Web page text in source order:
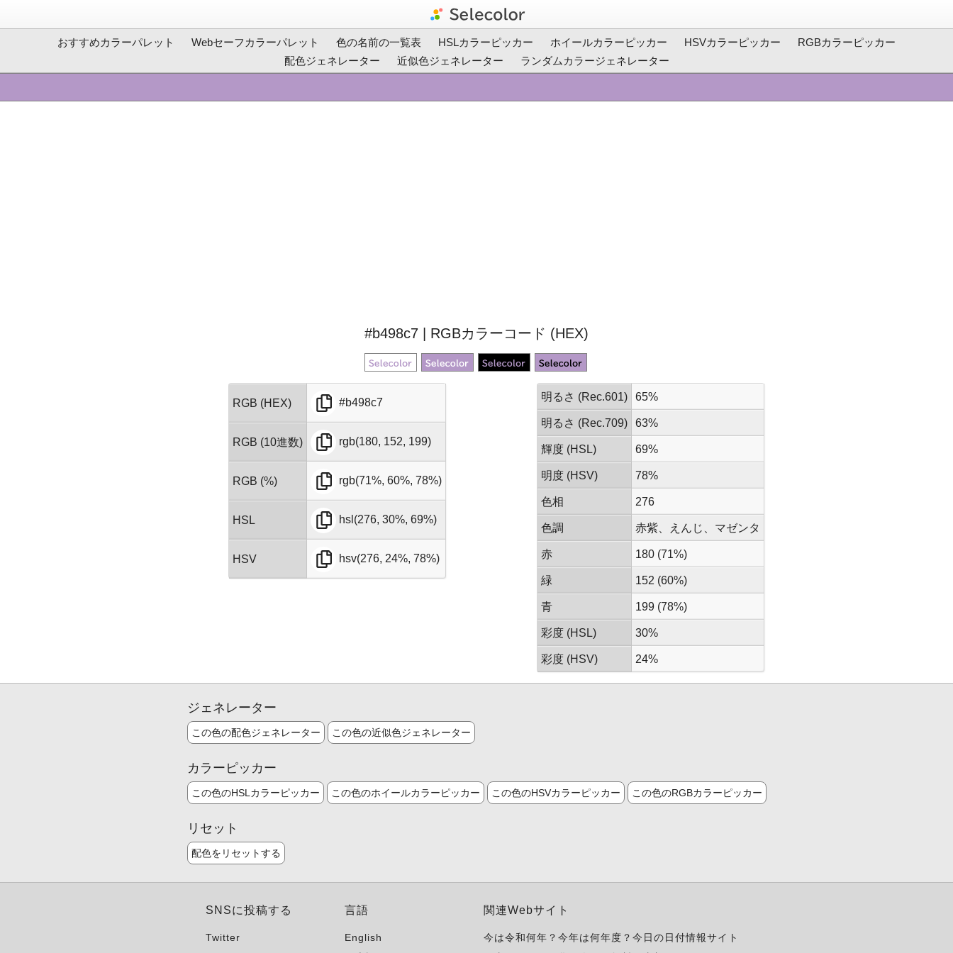
おすすめカラーパレット Webセーフカラーパレット 色の名前の一覧表 HSLカラーピッカー ホイールカラーピッカー HSVカラーピッカー
RGBカラーピッカー
配色ジェネレーター
近似色ジェネレーター ランダムカラージェネレーター
#b498c7 | RGBカラーコード (HEX)
RGB (HEX) #b498c7
RGB (10進数) rgb(180, 152, 199)
RGB (%) rgb(71%, 60%, 78%)
HSL hsl(276, 30%, 69%)
HSV hsv(276, 24%, 78%)
明るさ (Rec.601) 65%
明るさ (Rec.709) 63%
輝度 (HSL) 69%
明度 (HSV) 78%
色相 276
色調 赤紫、えんじ、マゼンタ
赤 180 (71%)
緑 152 (60%)
青 199 (78%)
彩度 (HSL) 30%
彩度 (HSV) 24%
ジェネレーター
この色の配色ジェネレーター この色の近似色ジェネレーター
カラーピッカー
この色のHSLカラーピッカー この色のホイールカラーピッカー この色のHSVカラーピッカー この色のRGBカラーピッカー
リセット
配色をリセットする
SNSに投稿する
Twitter
言語
English
関連Webサイト
今は令和何年？今年は何年度？今日の日付情報サイト